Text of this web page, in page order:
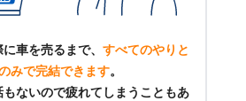
車を売るまで、 すべてのやりと
みで完結できます。
もないので疲れてしまうこともあ